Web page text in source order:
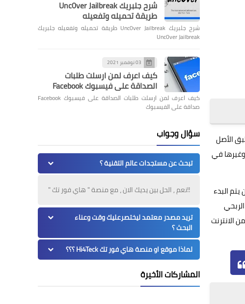
طبق الأصل
في
البدء
الانترنت
شرح جلبريك Unc0ver Jailbreak
طريقة تحميله وتفعيله
شرح جلبريك Unc0ver Jailbreak طريقة تحميله وتفعيله جلبريك
Unc0ver Jailbreak
03 نوفمبر 2021
كيف اعرف لمن ارسلت طلبات
الصداقة على فيسبوك Facebook
كيف اعرف لمن ارسلت طلبات الصداقة على فيسبوك Facebook
صداقة على الفيسبوك
سؤال وجواب
تبحث عن مستجدات عالم التقنية ؟
!!نعم , الحل بين يديك الان ، مع منصة " هاي فور تك "
تريد مصدر معتمد ليختصرعليك وقت وعناء
البحث ؟
لماذا موقع او منصة هاي فور تك Hi4Teck ؟؟؟
المشاركات الأخيرة